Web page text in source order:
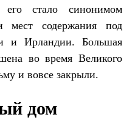
его стало синонимом
мест содержания под
и Ирландии. Большая
во время Великого
и вовсе закрыли.
дом